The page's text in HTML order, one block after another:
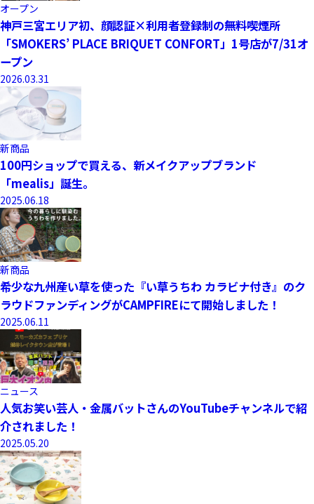
オープン
神戸三宮エリア初、顔認証×利用者登録制の無料喫煙所
「SMOKERS’ PLACE BRIQUET CONFORT」1号店が7/31オ
ープン
2026.03.31
新商品
100円ショップで買える、新メイクアップブランド
「mealis」誕生。
2025.06.18
新商品
希少な九州産い草を使った『い草うちわ カラビナ付き』のク
ラウドファンディングがCAMPFIREにて開始しました！
2025.06.11
ニュース
人気お笑い芸人・金属バットさんのYouTubeチャンネルで紹
介されました！
2025.05.20